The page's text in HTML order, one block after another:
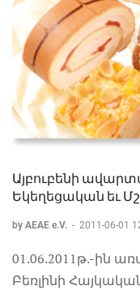
Այբուբենի
Եկեղեցական եւ
by AEAE e.V. - 2011-06-01
01.06.2011թ.-ին
Բեռլինի